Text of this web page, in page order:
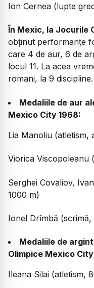
Ion Cernea (lupte
În Mexic, la Jocurile
obținut performanțe
care 4 de aur, 6 de
locul 11. La acea
romani, la 9 discipline.
Medaliile de aur
Mexico City 1968:
Lia Manoliu (atletism,
Viorica Viscopoleanu
Serghei Covaliov,
1000 m)
Ionel Drîmbă
Medaliile de
Olimpice Mexico
Ileana Silai (atletism,